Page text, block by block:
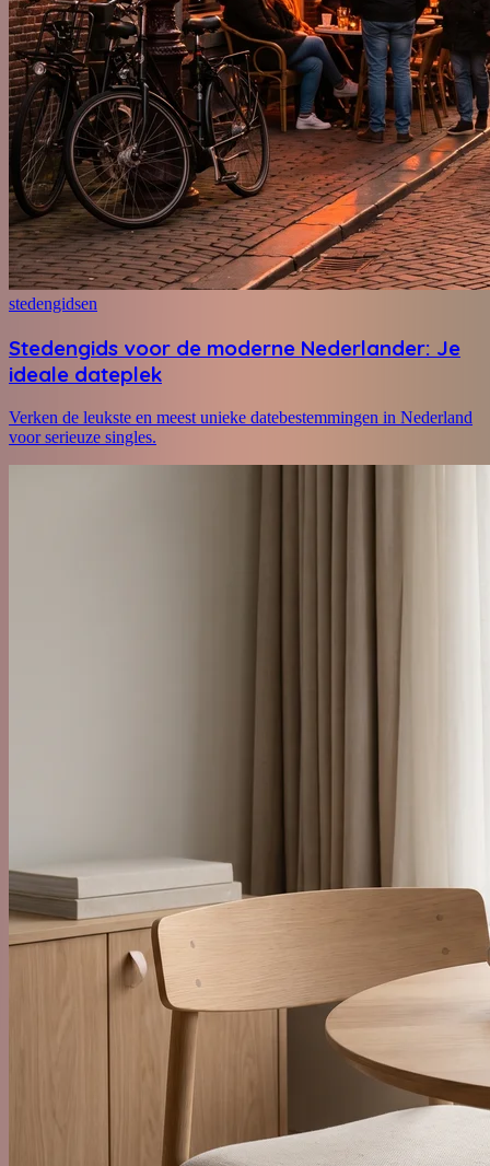
stedengidsen
Stedengids voor de moderne Nederlander: Je
ideale dateplek
Verken de leukste en meest unieke datebestemmingen in Nederland
voor serieuze singles.